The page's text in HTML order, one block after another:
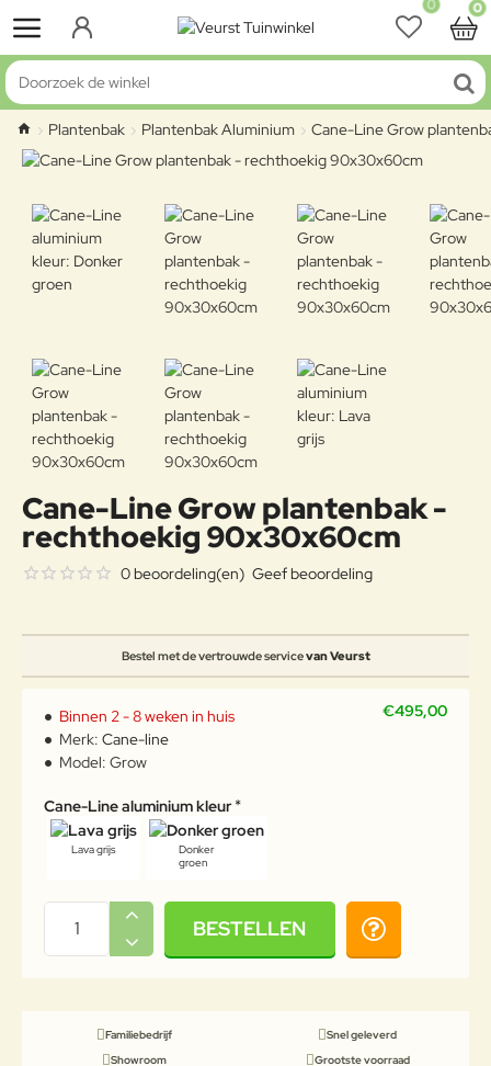
0 0
Doorzoek de winkel
home
Plantenbak Plantenbak Aluminium Cane-Line Grow
Cane-Line Grow plantenbak -
rechthoekig 90x30x60cm
Bestel met de vertrouwde servicevan Veurst
0 beoordeling(en) Geef beoordeling
€495,00
Binnen 2 - 8 weken in huis
Merk: Cane-line
Model: Grow
Cane-Line aluminium kleur
Lava grijs
Donker
groen
BESTELLEN
Familiebedrijf
Snel geleverd
Showroom
Grootste voorraad